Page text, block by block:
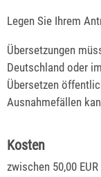
Legen Sie Ihrem
Übersetzungen
Deutschland oder
Übersetzen
Ausnahmefällen
Kosten
zwischen 50,00 EUR